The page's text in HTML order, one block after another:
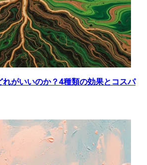
がいいのか？4種類の効果とコスパ